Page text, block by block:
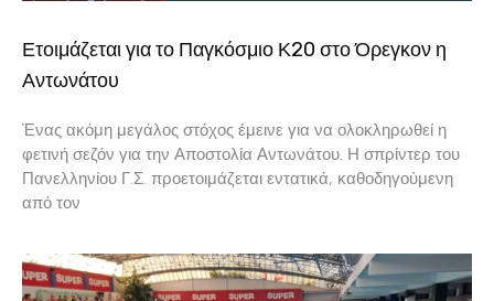
Ετοιμάζεται για το Παγκόσμιο Κ20 στο Όρεγκον η
Αντωνάτου
Ένας ακόμη μεγάλος στόχος έμεινε για να ολοκληρωθεί η
φετινή σεζόν για την Αποστολία Αντωνάτου. Η σπρίντερ του
Πανελληνίου Γ.Σ. προετοιμάζεται εντατικά, καθοδηγούμενη
από τον